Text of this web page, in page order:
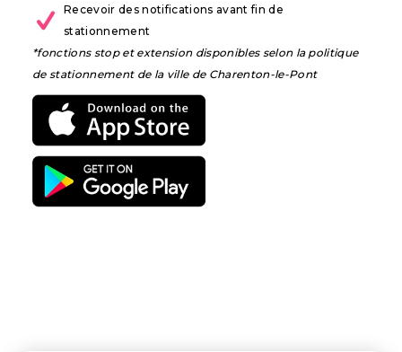
Recevoir des notifications avant fin de
stationnement
*fonctions stop et extension disponibles selon la politique
de stationnement de la ville de Charenton-le-Pont